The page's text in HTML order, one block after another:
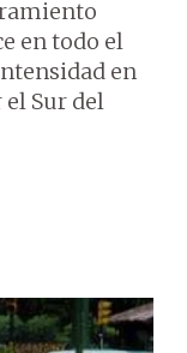
en todo el
en
Sur del